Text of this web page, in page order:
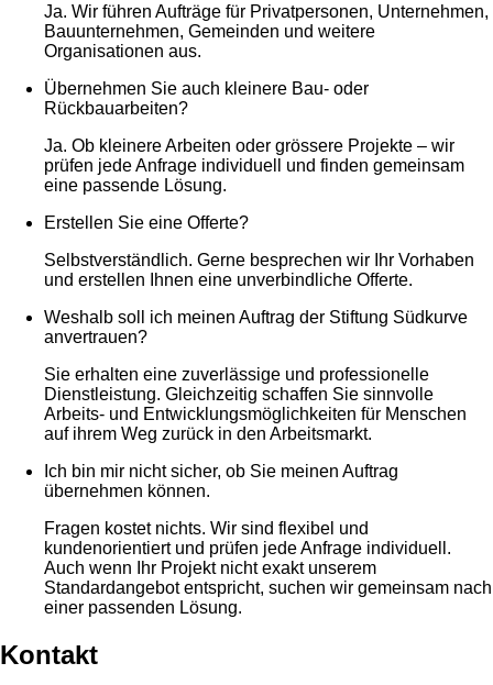
Ja. Wir führen Aufträge für Privatpersonen, Unternehmen,
Bauunternehmen, Gemeinden und weitere
Organisationen aus.
Übernehmen Sie auch kleinere Bau- oder
Rückbauarbeiten?
Ja. Ob kleinere Arbeiten oder grössere Projekte – wir
prüfen jede Anfrage individuell und finden gemeinsam
eine passende Lösung.
Erstellen Sie eine Offerte?
Selbstverständlich. Gerne besprechen wir Ihr Vorhaben
und erstellen Ihnen eine unverbindliche Offerte.
Weshalb soll ich meinen Auftrag der Stiftung Südkurve
anvertrauen?
Sie erhalten eine zuverlässige und professionelle
Dienstleistung. Gleichzeitig schaffen Sie sinnvolle
Arbeits- und Entwicklungsmöglichkeiten für Menschen
auf ihrem Weg zurück in den Arbeitsmarkt.
Ich bin mir nicht sicher, ob Sie meinen Auftrag
übernehmen können.
Fragen kostet nichts. Wir sind flexibel und
kundenorientiert und prüfen jede Anfrage individuell.
Auch wenn Ihr Projekt nicht exakt unserem
Standardangebot entspricht, suchen wir gemeinsam nach
einer passenden Lösung.
Kontakt